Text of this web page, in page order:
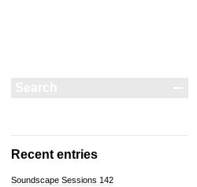
Recent entries
Soundscape Sessions 142